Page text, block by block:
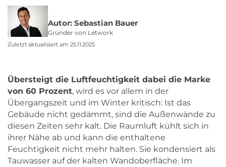
Autor: Sebastian Bauer
Gründer von Letwork
Zuletzt aktualisiert am 25.11.2025
Übersteigt die Luftfeuchtigkeit dabei die Marke
von 60 Prozent, wird es vor allem in der
Übergangszeit und im Winter kritisch: Ist das
Gebäude nicht gedämmt, sind die Außenwände zu
diesen Zeiten sehr kalt. Die Raumluft kühlt sich in
ihrer Nähe ab und kann die enthaltene
Feuchtigkeit nicht mehr halten. Sie kondensiert als
Tauwasser auf der kalten Wandoberfläche. Im